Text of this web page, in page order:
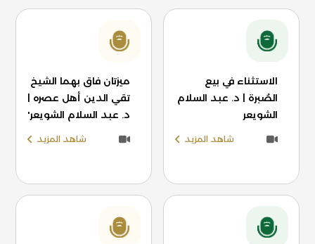
الاستثناء في بيع
الصُبرة | د. عبد السلام
الشويعر
شاهد المزيد
ميزتان فاق بهما الشيخ
تقي الدين أهل عصره |
د. عبد السلام الشويعر'
شاهد المزيد